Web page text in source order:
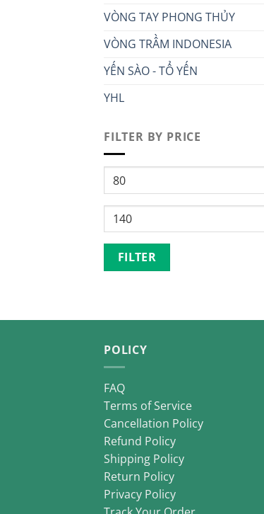
VÒNG TAY PHONG THỦY
VÒNG TRẦM INDONESIA
YẾN SÀO - TỔ YẾN
YHL
FILTER BY PRICE
Min
price
Max
price
FILTER
POLICY
FAQ
Terms of Service
Cancellation Policy
Refund Policy
Shipping Policy
Return Policy
Privacy Policy